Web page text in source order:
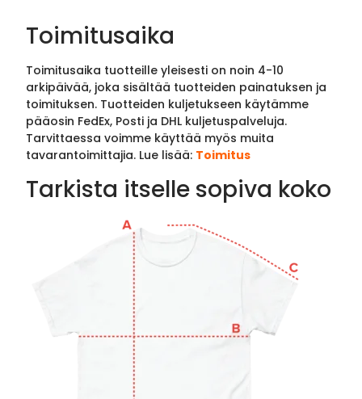
Toimitusaika
Toimitusaika tuotteille yleisesti on noin 4-10
arkipäivää, joka sisältää tuotteiden painatuksen ja
toimituksen. Tuotteiden kuljetukseen käytämme
pääosin FedEx, Posti ja DHL kuljetuspalveluja.
Tarvittaessa voimme käyttää myös muita
tavarantoimittajia. Lue lisää: Toimitus
Tarkista itselle sopiva koko